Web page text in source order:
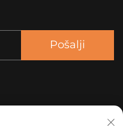
Pošalji